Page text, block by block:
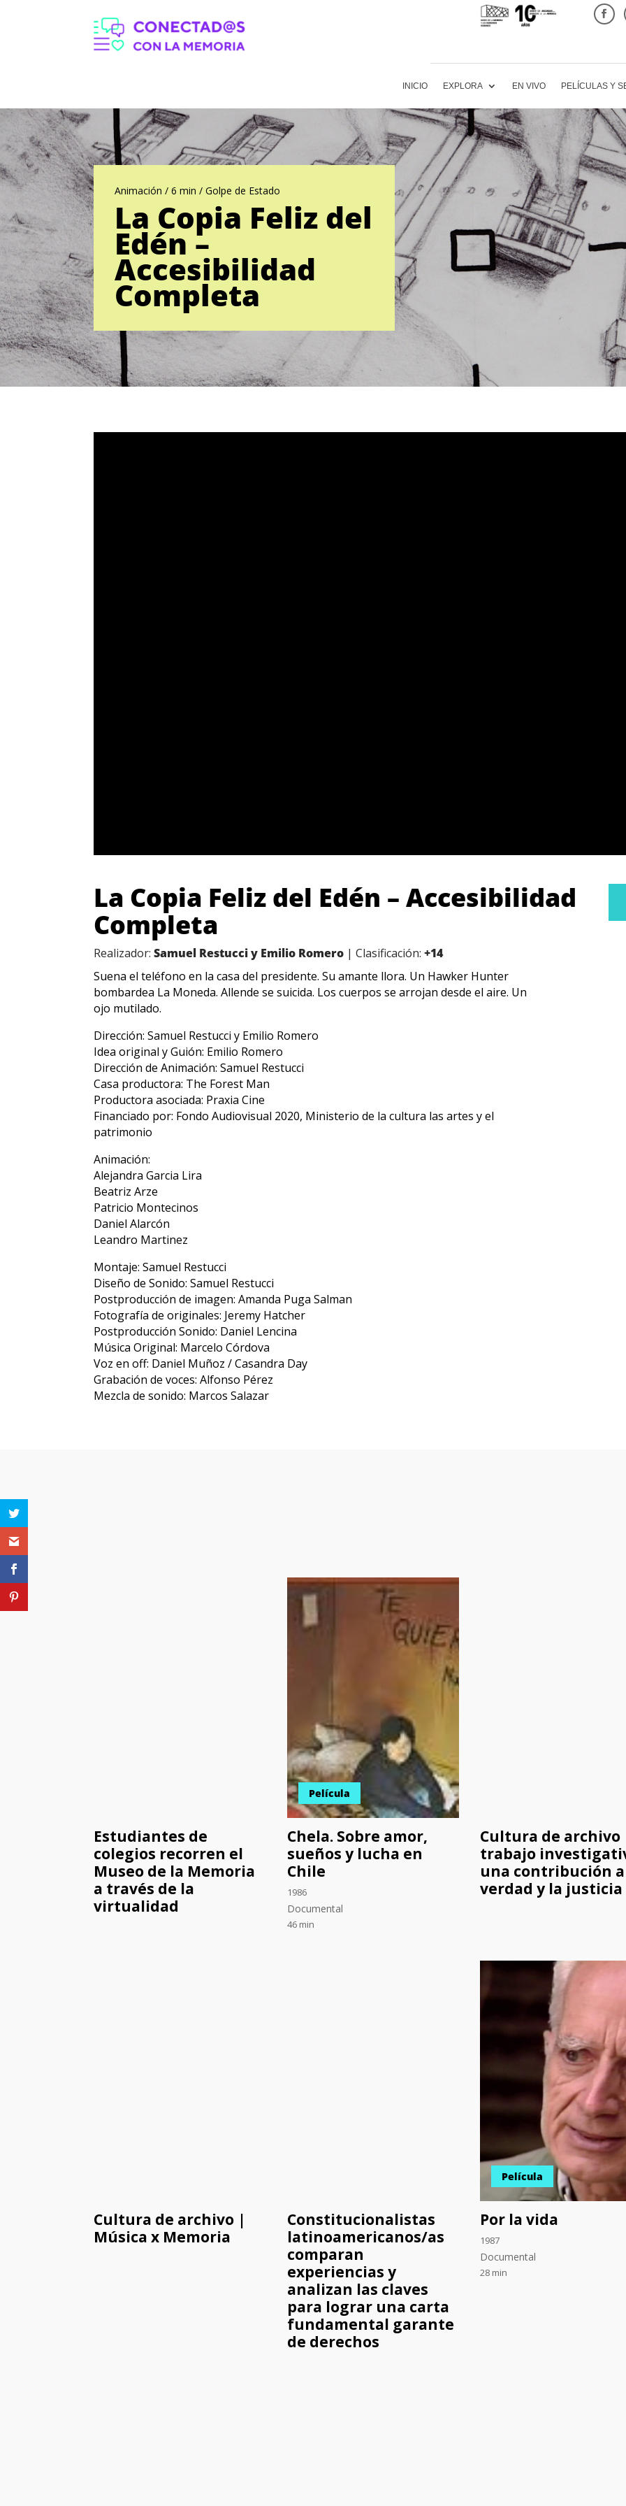
INICIO EXPLORA EN VIVO PELÍCULAS Y
Animación / 6 min / Golpe de Estado
La Copia Feliz del
Edén –
Accesibilidad
Completa
La Copia Feliz del Edén – Accesibilidad
Completa
Realizador:Samuel Restucci y Emilio Romero | Clasificación:+14
Suena el teléfono en la casa del presidente. Su amante llora. Un Hawker Hunter
bombardea La Moneda. Allende se suicida. Los cuerpos se arrojan desde el aire. Un
ojo mutilado.
Dirección: Samuel Restucci y Emilio Romero
Idea original y Guión: Emilio Romero
Dirección de Animación: Samuel Restucci
Casa productora: The Forest Man
Productora asociada: Praxia Cine
Financiado por: Fondo Audiovisual 2020, Ministerio de la cultura las artes y el
patrimonio
Animación:
Alejandra Garcia Lira
Beatriz Arze
Patricio Montecinos
Daniel Alarcón
Leandro Martinez
Montaje: Samuel Restucci
Diseño de Sonido: Samuel Restucci
Postproducción de imagen: Amanda Puga Salman
Fotografía de originales: Jeremy Hatcher
Postproducción Sonido: Daniel Lencina
Música Original: Marcelo Córdova
Voz en off: Daniel Muñoz / Casandra Day
Grabación de voces: Alfonso Pérez
Mezcla de sonido: Marcos Salazar
Estudiantes de
colegios recorren el
Museo de la Memoria
a través de la
virtualidad
Película
Chela. Sobre amor,
sueños y lucha en
Chile
1986
Documental
46 min
Cultura de archivo
trabajo
una contribución
verdad y la justicia
Cultura de archivo |
Música x Memoria
Constitucionalistas
latinoamericanos/as
comparan
experiencias y
analizan las claves
para lograr una carta
fundamental garante
de derechos
Película
Por la vida
1987
Documental
28 min